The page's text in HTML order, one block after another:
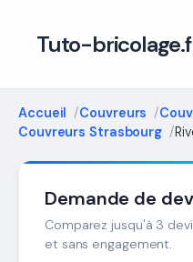
Tuto-
Accueil Couvreurs
Couvreurs Strasbourg
Demande de
Comparez jusqu'à 3
et sans engagement.